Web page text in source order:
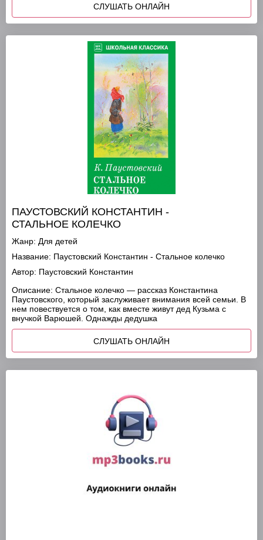
СЛУШАТЬ ОНЛАЙН
ПАУСТОВСКИЙ КОНСТАНТИН -
СТАЛЬНОЕ КОЛЕЧКО
Жанр: Для детей
Название: Паустовский Константин - Стальное колечко
Автор: Паустовский Константин
Описание: Стальное колечко — рассказ Константина
Паустовского, который заслуживает внимания всей семьи. В
нем повествуется о том, как вместе живут дед Кузьма с
внучкой Варюшей. Однажды дедушка
СЛУШАТЬ ОНЛАЙН